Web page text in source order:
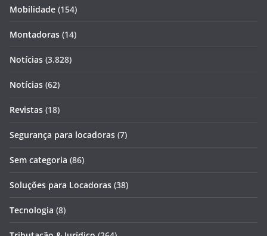
Mobilidade (154)
Montadoras (14)
Notícias (3.828)
Notícias (62)
Revistas (18)
Segurança para locadoras (7)
Sem categoria (86)
Soluções para Locadoras (38)
Tecnologia (8)